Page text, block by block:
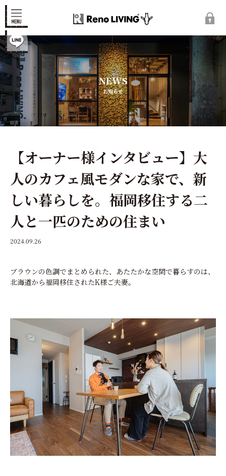
NEWS
お知らせ
【オーナー様インタビュー】大
人のカフェ風モダンな家で、新
しい暮らしを。福岡移住する二
人と一匹のための住まい
2024.09.26
ブラウンの色調でまとめられた、あたたかな空間で暮らすのは、
北海道から福岡移住されたK様ご夫妻。